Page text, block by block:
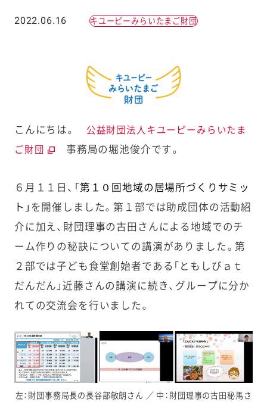
2022.06.16 キユーピーみらいたまご財団
こんにちは。
公益財団法人キユーピーみらいたま
ご財団
事務局の堀池俊介です。
６月１１日、 「第１０回地域の居場所づくりサミッ
ト」 を開催しました。第１部では助成団体の活動紹
介に加え、財団理事の古田さんによる地域でのチ
ーム作りの秘訣についての講演がありました。第
２部では子ども食堂創始者である「ともしびａｔ
だんだん」近藤さんの講演に続き、グループに分か
れての交流会を行いました。
左：財団事務局長の長谷部敏朗さん ／ 中：財団理事の古田秘馬さ